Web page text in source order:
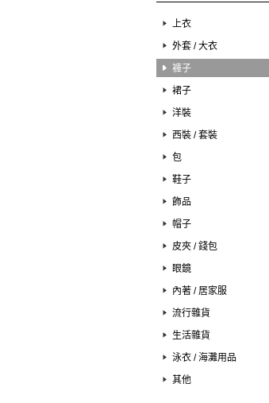
上衣
外套 / 大衣
褲子
裙子
洋裝
西裝 / 套裝
包
鞋子
飾品
帽子
皮夾 / 錢包
眼鏡
內著 / 居家服
流行雜貨
生活雜貨
泳衣 / 海灘用品
其他